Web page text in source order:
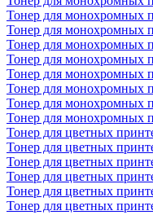
Тонер для монохромных
Тонер для монохромных
Тонер для монохромных
Тонер для монохромных
Тонер для монохромных
Тонер для монохромных
Тонер для монохромных
Тонер для монохромных
Тонер для цветных
Тонер для цветных
Тонер для цветных
Тонер для цветных
Тонер для цветных
Тонер для цветных